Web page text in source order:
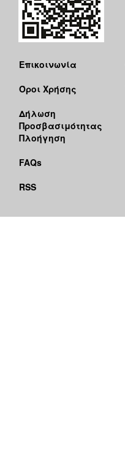
Επικοινωνία
Όροι Χρήσης
Δήλωση
Προσβασιμότητας
Πλοήγηση
FAQs
RSS